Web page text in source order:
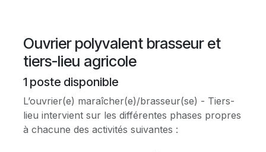
Ouvrier polyvalent brasseur et
tiers-lieu agricole
1 poste disponible
L’ouvrier(e) maraîcher(e)/brasseur(se) - Tiers-
lieu intervient sur les différentes phases propres
à chacune des activités suivantes :